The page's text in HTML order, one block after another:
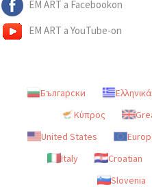
EM ART a Facebookon
EM ART a YouTube-on
Български Ελληνικά
Κύπρος
United States
Italy
Croatian
Slovenia